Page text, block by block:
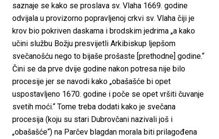
saznaje se kako se proslava sv. Vlaha 1669. godine
odvijala u provizorno popravljenoj crkvi sv. Vlaha čiji je
krov bio pokriven daskama i brodskim jedrima „a kako
učini službu Božju presvijetli Arkibiskup ljepšom
svečanošću nego to bijaše prošaste [prethodne] godine.“
Čini se da prve dvije godine nakon potresa nije bilo
procesije jer se navodi kako „obašašće bi opet
uspostavljeno 1670. godine i poče se opet vršiti čuvanje
svetih moći.“ Tome treba dodati kako je svečana
procesija (koju su stari Dubrovčani nazivali još i
„obašašće“) na Parčev blagdan morala biti prilagođena